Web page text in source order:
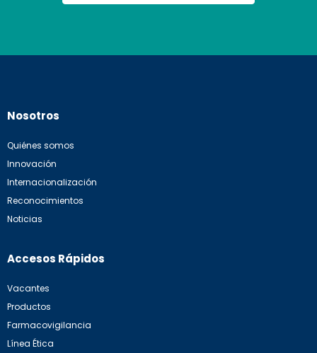
Nosotros
Quiénes somos
Innovación
Internacionalización
Reconocimientos
Noticias
Accesos Rápidos
Vacantes
Productos
Farmacovigilancia
Línea Ética